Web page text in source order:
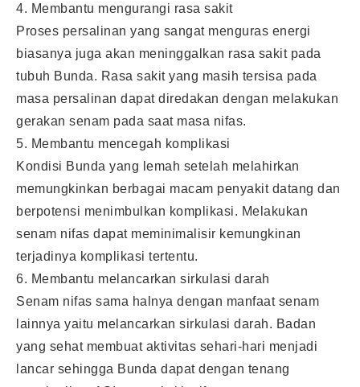
4. Membantu mengurangi rasa sakit
Proses persalinan yang sangat menguras energi
biasanya juga akan meninggalkan rasa sakit pada
tubuh Bunda. Rasa sakit yang masih tersisa pada
masa persalinan dapat diredakan dengan melakukan
gerakan senam pada saat masa nifas.
5. Membantu mencegah komplikasi
Kondisi Bunda yang lemah setelah melahirkan
memungkinkan berbagai macam penyakit datang dan
berpotensi menimbulkan komplikasi. Melakukan
senam nifas dapat meminimalisir kemungkinan
terjadinya komplikasi tertentu.
6. Membantu melancarkan sirkulasi darah
Senam nifas sama halnya dengan manfaat senam
lainnya yaitu melancarkan sirkulasi darah. Badan
yang sehat membuat aktivitas sehari-hari menjadi
lancar sehingga Bunda dapat dengan tenang